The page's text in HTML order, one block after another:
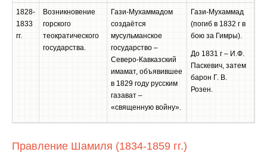
1828-
1833
гг.
Возникновение
горского
теократического
государства.
Гази-Мухаммадом
создаётся
мусульманское
государство –
Северо-Кавказский
имамат, объявившее
в 1829 году русским
газават –
«священную войну».
Гази-Мухаммад
(погиб в 1832 г в
бою за Гимры).
До 1831 г – И.Ф.
Паскевич, затем
барон Г. В.
Розен.
Правление Шамиля (1834-1859 гг.)